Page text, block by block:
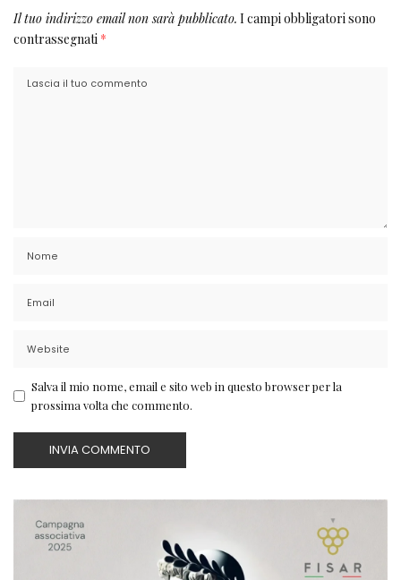
Il tuo indirizzo email non sarà pubblicato. I campi obbligatori sono
contrassegnati *
Salva il mio nome, email e sito web in questo browser per la
prossima volta che commento.